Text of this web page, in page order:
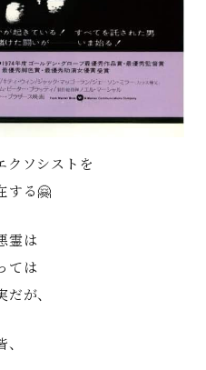
クソシストを
する🤗
霊は
ては
が、